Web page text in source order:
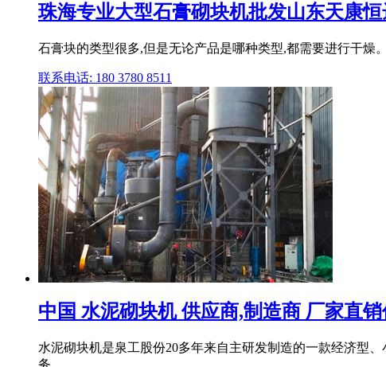
珠海专业大型石膏砌块机批发山东天康恒
石膏块的类型很多,但是无论产品是哪种类型,都需要进行干燥
联系电话: 180 3780 8511
中国 水泥砌块机 供应商,制造商 厂家直
水泥砌块机是泉工股份20多年来自主研发制造的一款经济型
务。